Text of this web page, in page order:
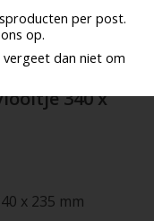
per post.
op.
dan niet om
340 x
x 235 mm